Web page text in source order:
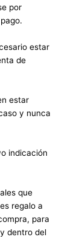
por
estar
de
estar
y nunca
indicación
que
regalo a
para
dentro del